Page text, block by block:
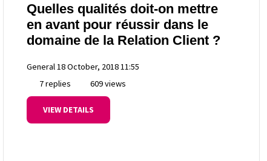
Quelles qualités doit-on mettre
en avant pour réussir dans le
domaine de la Relation Client ?
General 18 October, 2018 11:55
7 replies
609 views
VIEW DETAILS